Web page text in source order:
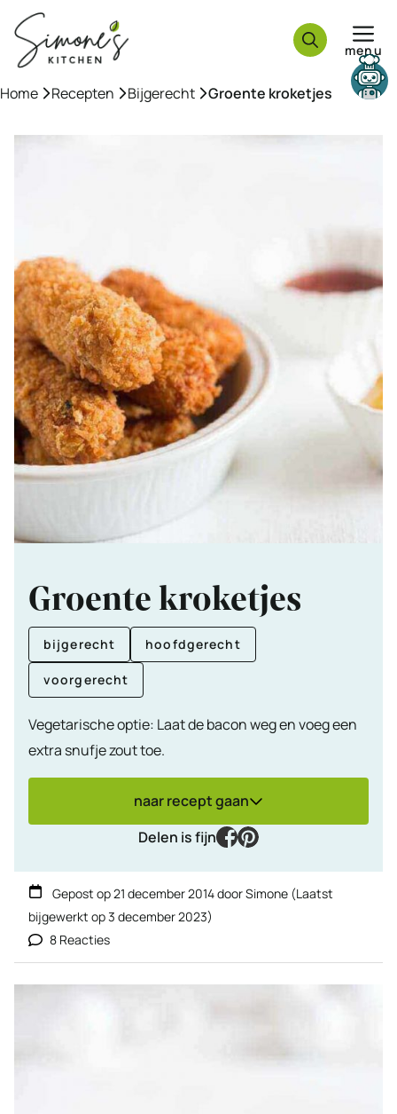
naar
inhoud
menu
Home »Recepten »Bijgerecht »Groente kroketjes
Groente kroketjes
bijgerecht hoofdgerecht
voorgerecht
Vegetarische optie: Laat de bacon weg en voeg een
extra snufje zout toe.
naar recept gaan
Delen is fijn
facebook
pinterest
Gepost op21 december 2014doorSimone (Laatst
bijgewerkt op3 december 2023)
8 Reacties